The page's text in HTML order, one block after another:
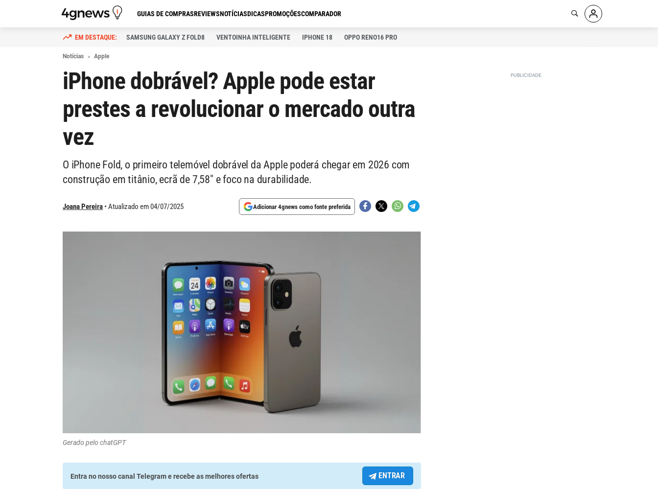
GUIAS DE COMPRASREVIEWSNOTÍCIASDICASPROMOÇÕESCOMPARADOR
SAMSUNG GALAXY Z FOLD8 VENTOINHA INTELIGENTE IPHONE 18 OPPO RENO16 PRO
Notícias Apple
iPhone dobrável? Apple pode estar
prestes a revolucionar o mercado outra
vez
O iPhone Fold, o primeiro telemóvel dobrável da Apple poderá chegar em 2026 com
construção em titânio, ecrã de 7,58" e foco na durabilidade.
Joana Pereira Atualizado em 04/07/2025 Adicionar 4gnews como fonte preferida
Gerado pelo chatGPT
Entra no nosso canal Telegrame recebe as melhores ofertas ENTRAR